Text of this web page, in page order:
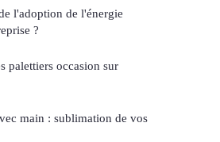
l'adoption de l'énergie
?
palettiers occasion sur
main : sublimation de vos